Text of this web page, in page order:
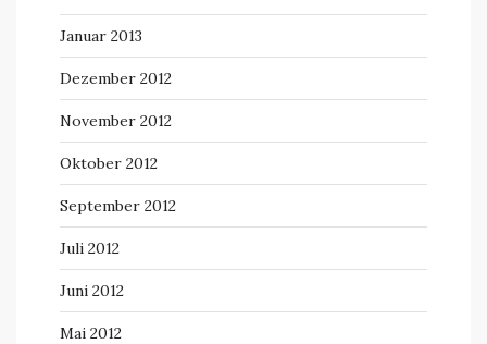
Januar 2013
Dezember 2012
November 2012
Oktober 2012
September 2012
Juli 2012
Juni 2012
Mai 2012